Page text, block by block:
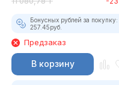
Бонусных рублей за покупку:
257.45руб.
Предзаказ
В корзину